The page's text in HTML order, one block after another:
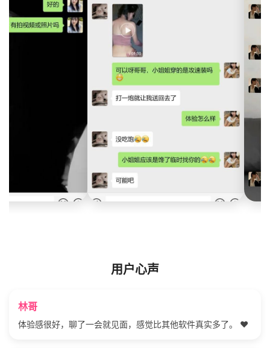
用户心声
林哥
体验感很好，聊了一会就见面，感觉比其他软件真实多了。 ❤️